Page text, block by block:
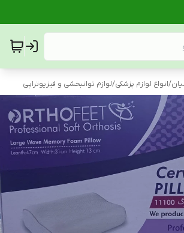
/انواع لوازم پزشکی/لوازم توانبخشی و فیزیوتراپی